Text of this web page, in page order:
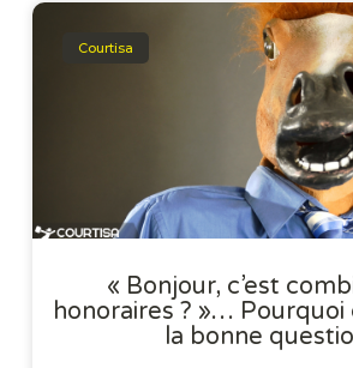
Courtisa
« Bonjour, c’est
honoraires ? »… Pourquoi
la bonne